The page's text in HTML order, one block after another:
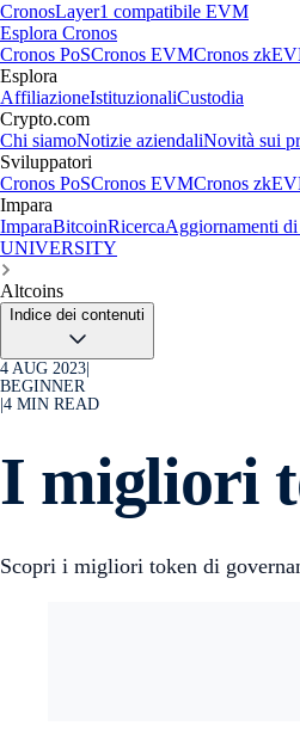
CronosLayer1 compatibile EVM
Esplora Cronos
Cronos PoSCronos EVMCronos
Esplora
AffiliazioneIstituzionaliCustodia
Crypto.com
Chi siamoNotizie aziendaliNovità sui
Sviluppatori
Cronos PoSCronos EVMCronos
Impara
ImparaBitcoinRicercaAggiornamenti di
UNIVERSITY
Altcoins
Indice dei contenuti
4 AUG 2023
BEGINNER
4 MIN READ
I migliori
Scopri i migliori token di